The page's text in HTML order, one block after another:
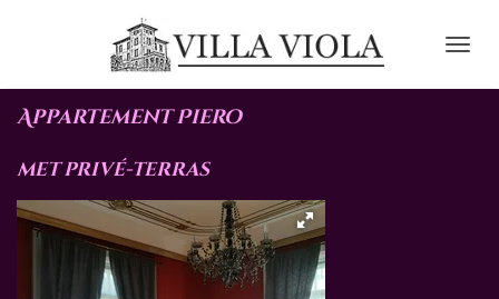
de
Appartement Piero
met privé-terras